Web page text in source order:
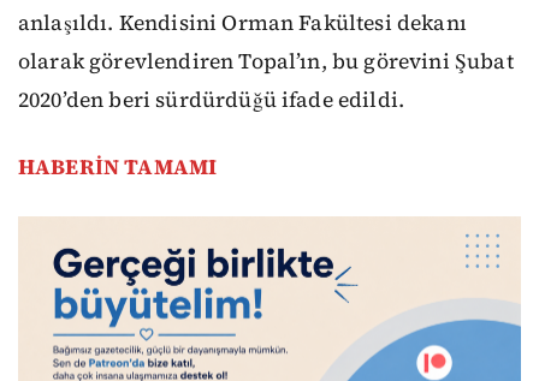
anlaşıldı. Kendisini Orman Fakültesi dekanı
olarak görevlendiren Topal’ın, bu görevini Şubat
2020’den beri sürdürdüğü ifade edildi.
HABERİN TAMAMI